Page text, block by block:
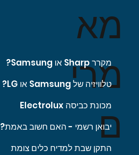
מא
מרי
ם
מקרר Sharp או Samsung?
טלוויזיה של Samsung או LG?
מכונת כביסה Electrolux
יבואן רשמי - האם חשוב באמת?
התקן שבת למדיח כלים צומת